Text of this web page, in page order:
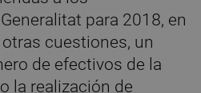
para 2018, en
cuestiones, un
de efectivos de la
la realización de